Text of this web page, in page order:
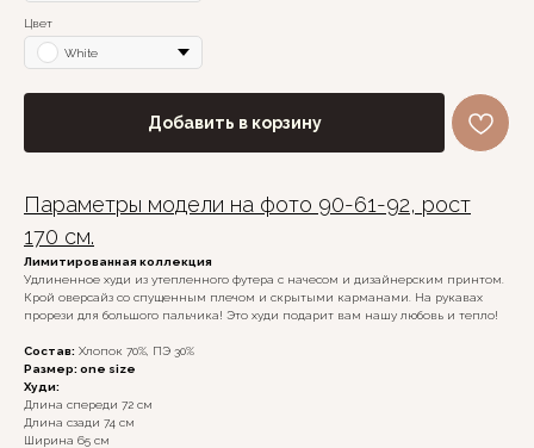
Цвет
White
Добавить в корзину
Параметры модели на фото 90-61-92, рост
170 см.
Лимитированная коллекция
Удлиненное худи из утепленного футера с начесом и дизайнерским принтом.
Крой оверсайз со спущенным плечом и скрытыми карманами. На рукавах
прорези для большого пальчика! Это худи подарит вам нашу любовь и тепло!
Состав: Хлопок 70%, ПЭ 30%
Размер: one size
Худи:
Длина спереди 72 см
Длина сзади 74 см
Ширина 65 см